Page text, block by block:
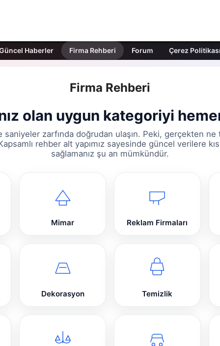
Haberler Firma Rehberi Forum Çerez
Firma Rehberi
olan uygun kategoriyi
saniyeler zarfında doğrudan ulaşın. Peki, gerçekten ne
rehber alt yapımız sayesinde güncel verilere
sağlamanız şu an mümkündür.
Mimar Reklam Firmaları
Dekorasyon Temizlik